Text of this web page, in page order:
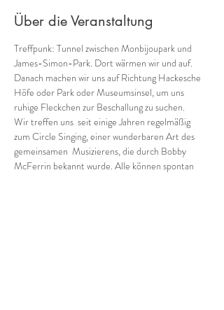
Über die Veranstaltung
Treffpunk: Tunnel zwischen Monbijoupark und
James-Simon-Park. Dort wärmen wir und auf.
Danach machen wir uns auf Richtung Hackesche
Höfe oder Park oder Museumsinsel, um uns
ruhige Fleckchen zur Beschallung zu suchen.
Wir treffen uns  seit einige Jahren regelmäßig
zum Circle Singing, einer wunderbaren Art des
gemeinsamen  Musizierens, die durch Bobby
McFerrin bekannt wurde. Alle können spontan